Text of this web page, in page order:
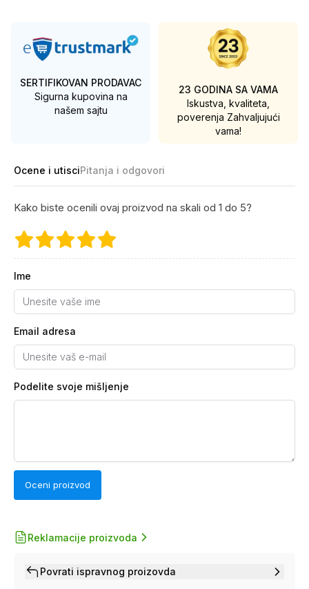
SERTIFIKOVAN PRODAVAC
Sigurna kupovina na
našem sajtu
23 GODINA SA VAMA
Iskustva, kvaliteta,
poverenja Zahvaljujući
vama!
Ocene i utisciPitanja i odgovori
Kako biste ocenili ovaj proizvod na skali od 1 do 5?
Ime
Email adresa
Podelite svoje mišljenje
Oceni proizvod
Reklamacije proizvoda
Povrati ispravnog proizovda